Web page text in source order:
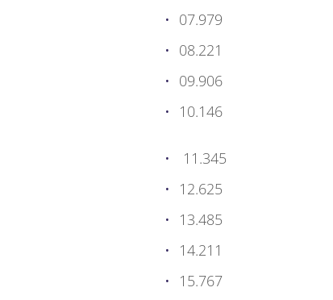
07.979
08.221
09.906
10.146
11.345
12.625
13.485
14.211
15.767